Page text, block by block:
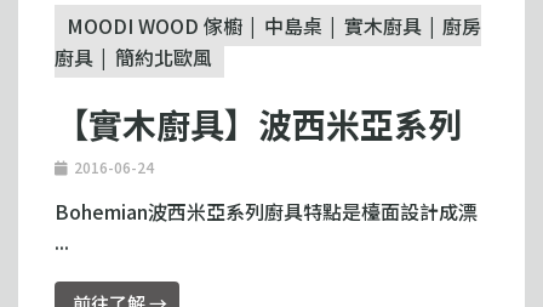
MOODI WOOD 傢櫥 中島桌 實木廚具
廚房
廚具
簡約北歐風
【實木廚具】波西米亞系列
2016-06-24
Bohemian波西米亞系列廚具特點是檯面設計成漂
...